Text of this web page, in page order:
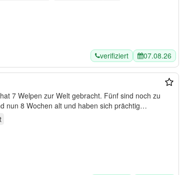
verifiziert 07.08.26
7 Welpen zur Welt gebracht. Fünf sind noch zu